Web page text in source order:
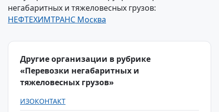
негабаритных и тяжеловесных грузов:
НЕФТЕХИМТРАНС Москва
Другие организации в рубрике
«Перевозки негабаритных и
тяжеловесных грузов»
ИЗОКОНТАКТ